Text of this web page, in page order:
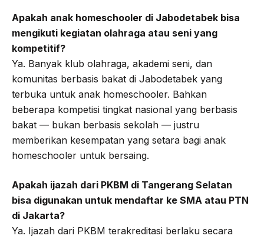
Apakah anak homeschooler di Jabodetabek bisa
mengikuti kegiatan olahraga atau seni yang
kompetitif?
Ya. Banyak klub olahraga, akademi seni, dan
komunitas berbasis bakat di Jabodetabek yang
terbuka untuk anak homeschooler. Bahkan
beberapa kompetisi tingkat nasional yang berbasis
bakat — bukan berbasis sekolah — justru
memberikan kesempatan yang setara bagi anak
homeschooler untuk bersaing.
Apakah ijazah dari PKBM di Tangerang Selatan
bisa digunakan untuk mendaftar ke SMA atau PTN
di Jakarta?
Ya. Ijazah dari PKBM terakreditasi berlaku secara